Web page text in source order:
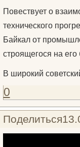
Повествует о
технического
Байкал от
строящегося на
В широкий
0
Поделиться